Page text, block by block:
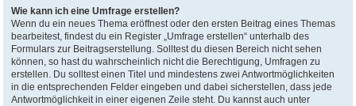
Wie kann ich eine Umfrage erstellen?
Wenn du ein neues Thema eröffnest oder den ersten Beitrag eines Themas
bearbeitest, findest du ein Register „Umfrage erstellen“ unterhalb des
Formulars zur Beitragserstellung. Solltest du diesen Bereich nicht sehen
können, so hast du wahrscheinlich nicht die Berechtigung, Umfragen zu
erstellen. Du solltest einen Titel und mindestens zwei Antwortmöglichkeiten
in die entsprechenden Felder eingeben und dabei sicherstellen, dass jede
Antwortmöglichkeit in einer eigenen Zeile steht. Du kannst auch unter